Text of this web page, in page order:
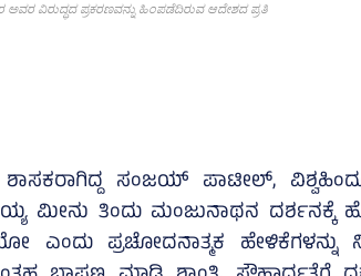
ಅವರ ವಿರುದ್ಧದ ಪ್ರಕರಣವನ್ನು ಹಿಂಪಡೆದಿರುವ ಆದೇಶದ ಪ್ರತಿ
ಸಂಜಯ್‌ ಪಾಟೀಲ್‌,
ಮೀನು ತಿಂದು ಮಂಜುನಾಥನ ದರ್ಶನಕ್ಕೆ
ಎಂದು ಪ್ರಚೋದನಾತ್ಮಕ